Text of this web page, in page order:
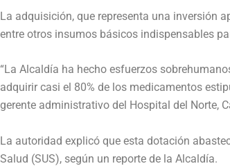
La adquisición, que representa una inversión
entre otros insumos básicos indispensables
“La Alcaldía ha hecho esfuerzos
adquirir casi el 80% de los medicamentos
gerente administrativo del Hospital del Norte,
La autoridad explicó que esta dotación
Salud (SUS), según un reporte de la Alcaldía.